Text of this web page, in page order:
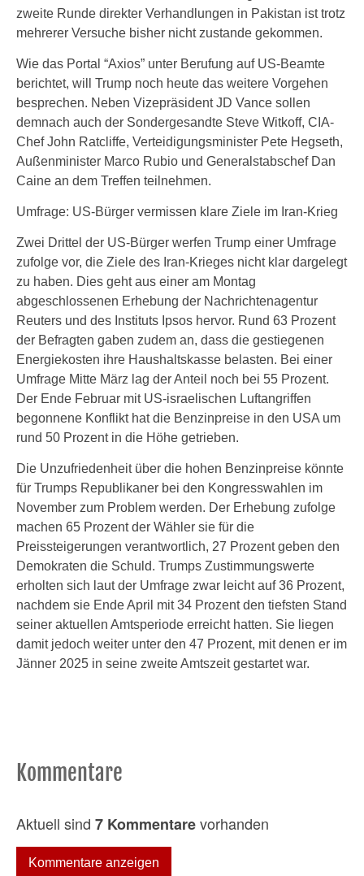
zweite Runde direkter Verhandlungen in Pakistan ist trotz
mehrerer Versuche bisher nicht zustande gekommen.
Wie das Portal “Axios” unter Berufung auf US-Beamte
berichtet, will Trump noch heute das weitere Vorgehen
besprechen. Neben Vizepräsident JD Vance sollen
demnach auch der Sondergesandte Steve Witkoff, CIA-
Chef John Ratcliffe, Verteidigungsminister Pete Hegseth,
Außenminister Marco Rubio und Generalstabschef Dan
Caine an dem Treffen teilnehmen.
Umfrage: US-Bürger vermissen klare Ziele im Iran-Krieg
Zwei Drittel der US-Bürger werfen Trump einer Umfrage
zufolge vor, die Ziele des Iran-Krieges nicht klar dargelegt
zu haben. Dies geht aus einer am Montag
abgeschlossenen Erhebung der Nachrichtenagentur
Reuters und des Instituts Ipsos hervor. Rund 63 Prozent
der Befragten gaben zudem an, dass die gestiegenen
Energiekosten ihre Haushaltskasse belasten. Bei einer
Umfrage Mitte März lag der Anteil noch bei 55 Prozent.
Der Ende Februar mit US-israelischen Luftangriffen
begonnene Konflikt hat die Benzinpreise in den USA um
rund 50 Prozent in die Höhe getrieben.
Die Unzufriedenheit über die hohen Benzinpreise könnte
für Trumps Republikaner bei den Kongresswahlen im
November zum Problem werden. Der Erhebung zufolge
machen 65 Prozent der Wähler sie für die
Preissteigerungen verantwortlich, 27 Prozent geben den
Demokraten die Schuld. Trumps Zustimmungswerte
erholten sich laut der Umfrage zwar leicht auf 36 Prozent,
nachdem sie Ende April mit 34 Prozent den tiefsten Stand
seiner aktuellen Amtsperiode erreicht hatten. Sie liegen
damit jedoch weiter unter den 47 Prozent, mit denen er im
Jänner 2025 in seine zweite Amtszeit gestartet war.
Kommentare
Aktuell sind 7 Kommentarevorhanden
Kommentare anzeigen